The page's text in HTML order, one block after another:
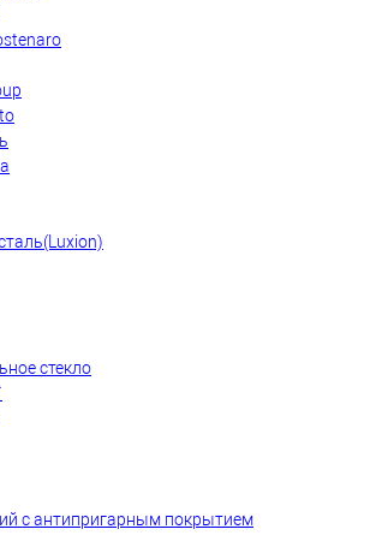
стекло
с антипригарным покрытием